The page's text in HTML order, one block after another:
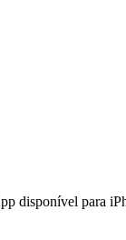
disponível para